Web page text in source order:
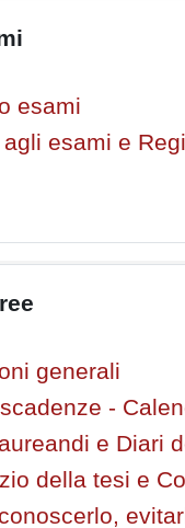
esami
esami e
generali
-
e Diari
della tesi e